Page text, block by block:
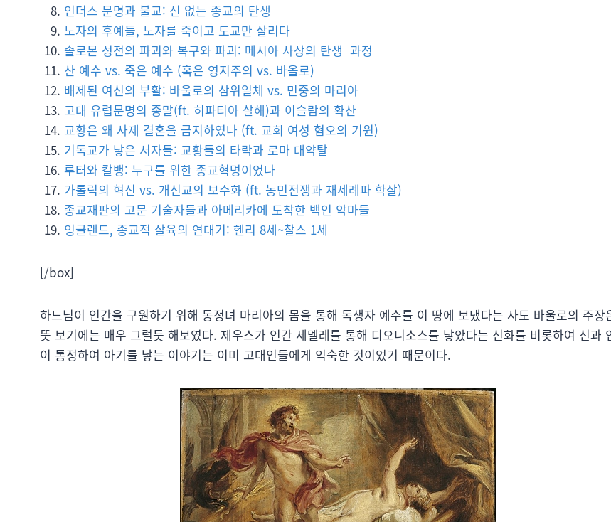
인더스 문명과 불교: 신 없는 종교의 탄생
노자의 후예들, 노자를 죽이고 도교만 살리다
솔로몬 성전의 파괴와 복구와 파괴: 메시아 사상의 탄생 과정
산 예수 vs. 죽은 예수 (혹은 영지주의 vs. 바올로)
배제된 여신의 부활: 바울로의 삼위일체 vs. 민중의 마리아
고대 유럽문명의 종말(ft. 히파티아 살해)과 이슬람의 확산
교황은 왜 사제 결혼을 금지하였나 (ft. 교회 여성 혐오의 기원)
기독교가 낳은 서자들: 교황들의 타락과 로마 대약탈
루터와 칼뱅: 누구를 위한 종교혁명이었나
가톨릭의 혁신 vs. 개신교의 보수화 (ft. 농민전쟁과 재세례파 학살)
종교재판의 고문 기술자들과 아메리카에 도착한 백인 악마들
잉글랜드, 종교적 살육의 연대기: 헨리 8세~찰스 1세
[/box]
하느님이 인간을 구원하기 위해 동정녀 마리아의 몸을 통해 독생자 예수를 이 땅에 보냈다는 사도 바울로의 주장
뜻 보기에는 매우 그럴듯 해보였다. 제우스가 인간 세멜레를 통해 디오니소스를 낳았다는 신화를 비롯하여 신과
이 통정하여 아기를 낳는 이야기는 이미 고대인들에게 익숙한 것이었기 때문이다.